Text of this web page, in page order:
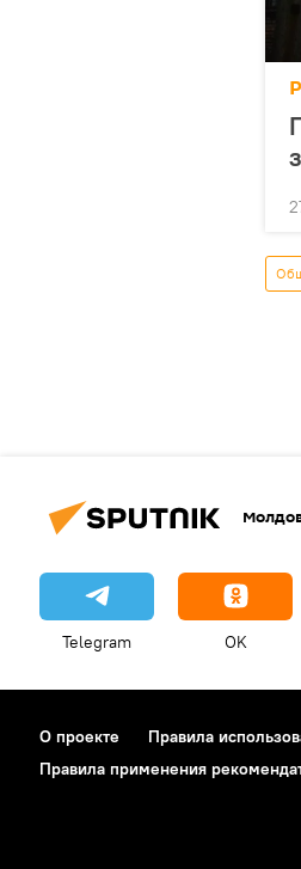
Telegram OK
О проекте Правила
Правила применения